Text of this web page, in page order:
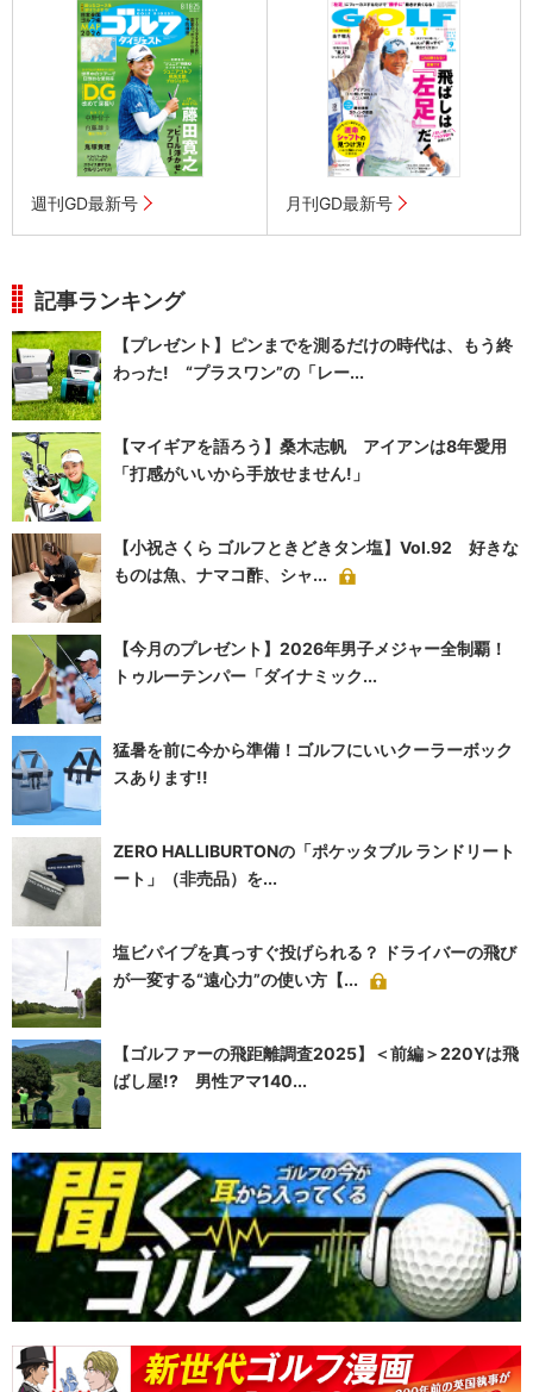
週刊GD最新号 月刊GD最新号
記事ランキング
【プレゼント】ピンまでを測るだけの時代は、もう終
わった! “プラスワン”の「レー...
【マイギアを語ろう】桑木志帆 アイアンは8年愛用
「打感がいいから手放せません!」
【小祝さくら ゴルフときどきタン塩】Vol.92 好きな
ものは魚、ナマコ酢、シャ...
【今月のプレゼント】2026年男子メジャー全制覇！
トゥルーテンパー「ダイナミック...
猛暑を前に今から準備！ゴルフにいいクーラーボック
スあります!!
ZERO HALLIBURTONの「ポケッタブル ランドリート
ート」（非売品）を...
塩ビパイプを真っすぐ投げられる？ ドライバーの飛び
が一変する“遠心力”の使い方【...
【ゴルファーの飛距離調査2025】＜前編＞220Yは飛
ばし屋!? 男性アマ140...